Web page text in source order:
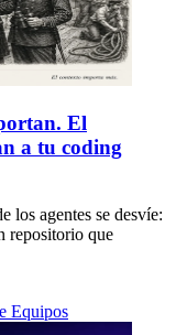
El
a tu coding
los agentes se desvíe:
repositorio que
Equipos